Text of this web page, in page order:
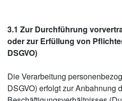
3.1 Zur Durchführung
oder zur Erfüllung von
DSGVO)
Die Verarbeitung
DSGVO) erfolgt zur Anbahnung